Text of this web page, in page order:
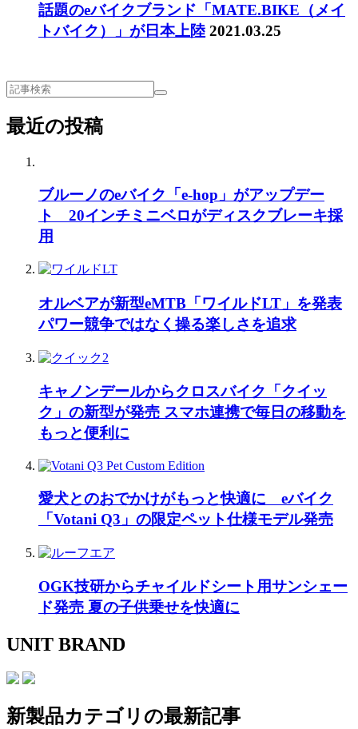
話題のeバイクブランド「MATE.BIKE（メイ
トバイク）」が日本上陸 2021.03.25
最近の投稿
ブルーノのeバイク「e-hop」がアップデー
ト 20インチミニベロがディスクブレーキ採
用
オルベアが新型eMTB「ワイルドLT」を発表
パワー競争ではなく操る楽しさを追求
キャノンデールからクロスバイク「クイッ
ク」の新型が発売 スマホ連携で毎日の移動を
もっと便利に
愛犬とのおでかけがもっと快適に eバイク
「Votani Q3」の限定ペット仕様モデル発売
OGK技研からチャイルドシート用サンシェー
ド発売 夏の子供乗せを快適に
UNIT BRAND
新製品カテゴリの最新記事